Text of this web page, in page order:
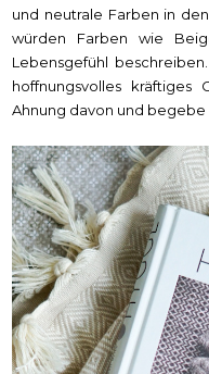
und neutrale Farben in
würden Farben wie
Lebensgefühl
hoffnungsvolles kräftiges
Ahnung davon und begebe